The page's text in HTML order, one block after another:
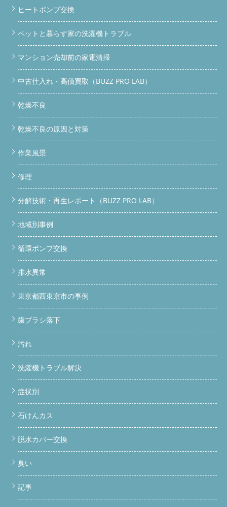
ヒートポンプ交換
ペットと暮らす家の洗濯機トラブル
マンション売却前の家電清掃
中古仕入れ・高価買取（BUZZ PRO LAB）
乾燥不良
乾燥不良の原因と対策
作業風景
修理
分解技術・再生レポート（BUZZ PRO LAB）
地域別事例
循環ポンプ交換
排水異常
東京都西東京市の事例
歯ブラシ落下
汚れ
洗濯機トラブル解決
症状別
石けんカス
脱水カバー交換
臭い
記事